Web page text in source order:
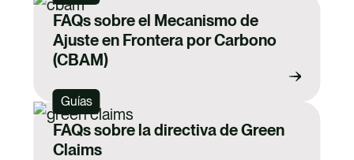
FAQs sobre el Mecanismo de
Ajuste en Frontera por Carbono
(CBAM)
Guías
FAQs sobre la directiva de Green
Claims